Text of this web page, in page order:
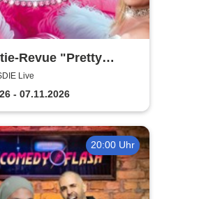
Revue "Pretty
- Comedy, Parodie
Conférencen
Live
- 07.11.2026
20:00 Uhr